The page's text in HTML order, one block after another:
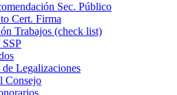
Sec. Público
Cert. Firma
Trabajos (check list)
de Legalizaciones
Consejo